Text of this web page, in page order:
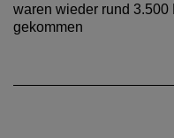
waren wieder rund 3.500
gekommen